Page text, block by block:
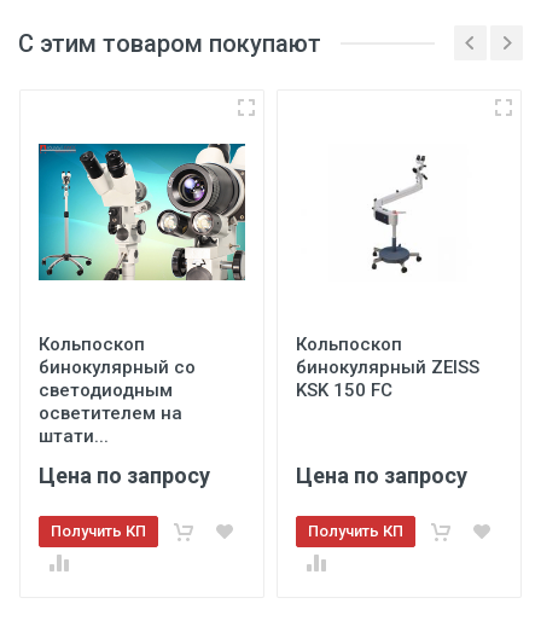
С этим товаром покупают
Кольпоскоп
бинокулярный со
светодиодным
осветителем на
штати...
Цена по запросу
Получить КП
Кольпоскоп
бинокулярный ZEISS
KSK 150 FC
Цена по запросу
Получить КП